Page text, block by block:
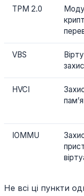
TPM 2.0
VBS
HVCI
IOMMU
Не всі ці пункти